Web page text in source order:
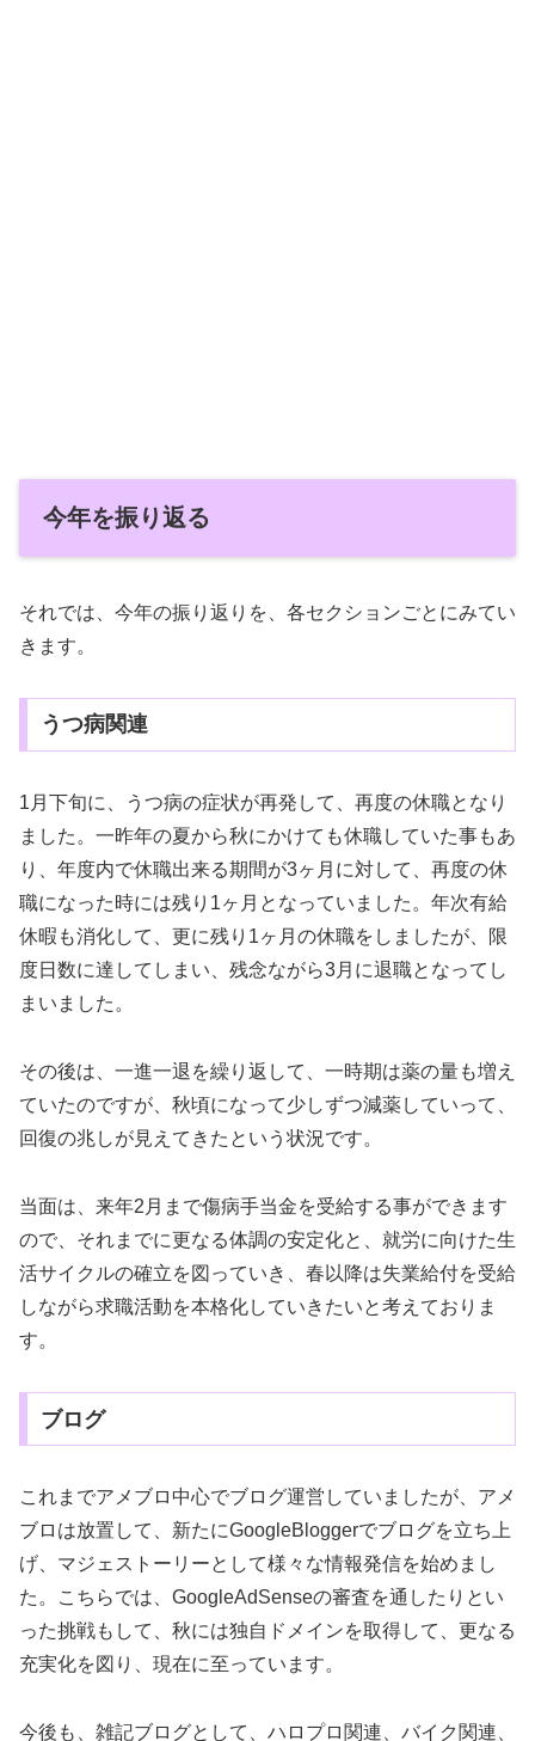
今年を振り返る
それでは、今年の振り返りを、各セクションごとにみてい
きます。
うつ病関連
1月下旬に、うつ病の症状が再発して、再度の休職となり
ました。一昨年の夏から秋にかけても休職していた事もあ
り、年度内で休職出来る期間が3ヶ月に対して、再度の休
職になった時には残り1ヶ月となっていました。年次有給
休暇も消化して、更に残り1ヶ月の休職をしましたが、限
度日数に達してしまい、残念ながら3月に退職となってし
まいました。
その後は、一進一退を繰り返して、一時期は薬の量も増え
ていたのですが、秋頃になって少しずつ減薬していって、
回復の兆しが見えてきたという状況です。
当面は、来年2月まで傷病手当金を受給する事ができます
ので、それまでに更なる体調の安定化と、就労に向けた生
活サイクルの確立を図っていき、春以降は失業給付を受給
しながら求職活動を本格化していきたいと考えておりま
す。
ブログ
これまでアメブロ中心でブログ運営していましたが、アメ
ブロは放置して、新たにGoogleBloggerでブログを立ち上
げ、マジェストーリーとして様々な情報発信を始めまし
た。こちらでは、GoogleAdSenseの審査を通したりとい
った挑戦もして、秋には独自ドメインを取得して、更なる
充実化を図り、現在に至っています。
今後も、雑記ブログとして、ハロプロ関連、バイク関連、